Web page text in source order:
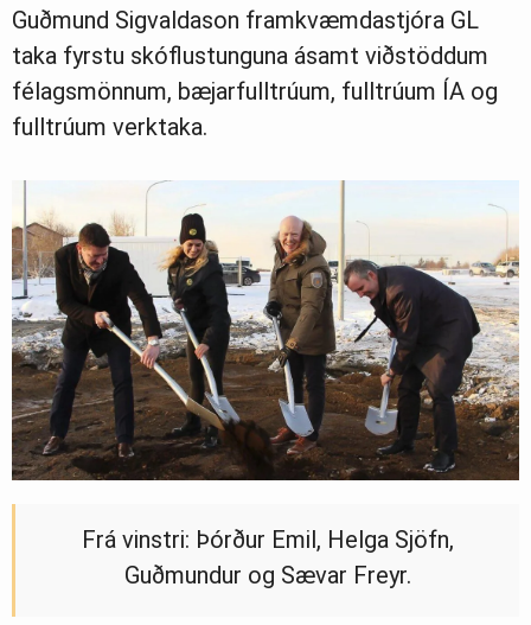
Guðmund Sigvaldason framkvæmdastjóra GL
taka fyrstu skóflustunguna ásamt viðstöddum
félagsmönnum, bæjarfulltrúum, fulltrúum ÍA og
fulltrúum verktaka.
Frá vinstri: Þórður Emil, Helga Sjöfn,
Guðmundur og Sævar Freyr.